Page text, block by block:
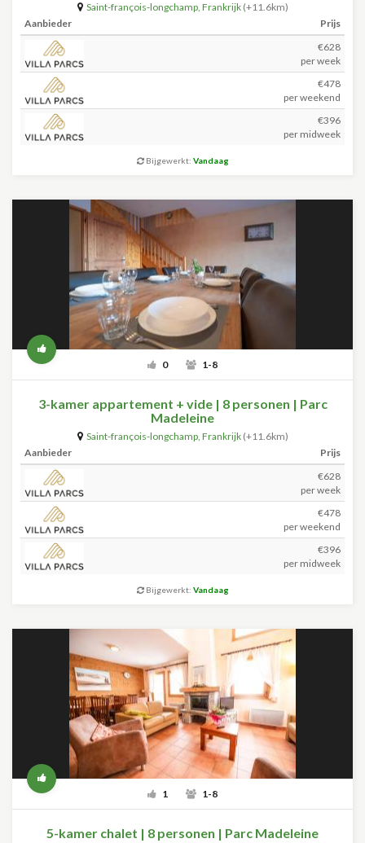
Saint-françois-longchamp, Frankrijk (+11.6km)
Aanbieder
Prijs
€628
per week
€478
per weekend
€396
per midweek
Bijgewerkt: Vandaag
0 1-8
3-kamer appartement + vide | 8 personen | Parc
Madeleine
Saint-françois-longchamp, Frankrijk (+11.6km)
Aanbieder
Prijs
€628
per week
€478
per weekend
€396
per midweek
Bijgewerkt: Vandaag
1 1-8
5-kamer chalet | 8 personen | Parc Madeleine